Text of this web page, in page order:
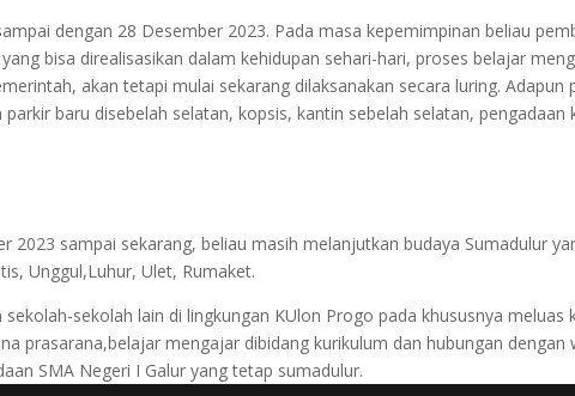
dengan 28 Desember 2023. Pada masa kepemimpinan beliau
bisa direalisasikan dalam kehidupan sehari-hari, proses belajar
akan tetapi mulai sekarang dilaksanakan secara luring. Adapun
baru disebelah selatan, kopsis, kantin sebelah selatan, pengadaan
2023 sampai sekarang, beliau masih melanjutkan budaya Sumadulur
Unggul,Luhur, Ulet, Rumaket.
sekolah lain di lingkungan KUlon Progo pada khususnya
prasarana,belajar mengajar dibidang kurikulum dan hubungan
SMA Negeri I Galur yang tetap sumadulur.